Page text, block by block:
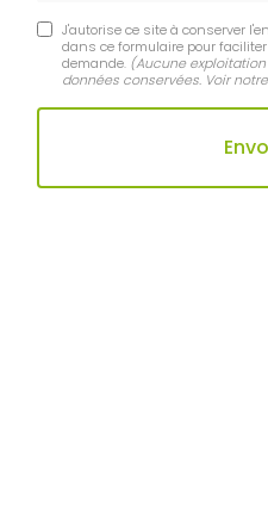
J'autorise ce site à conserver
dans ce formulaire pour
demande. (Aucune
données conservées. Voir notre